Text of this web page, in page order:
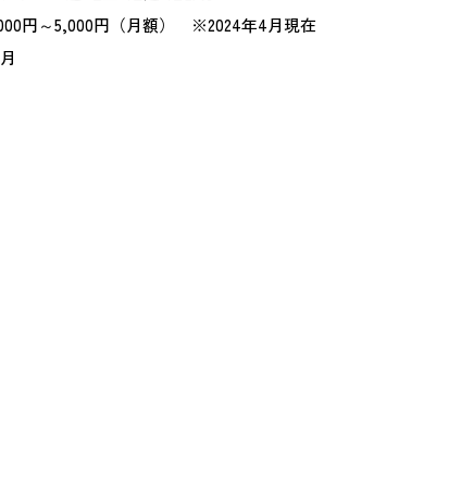
円～5,000円（月額） ※2024年4月現在